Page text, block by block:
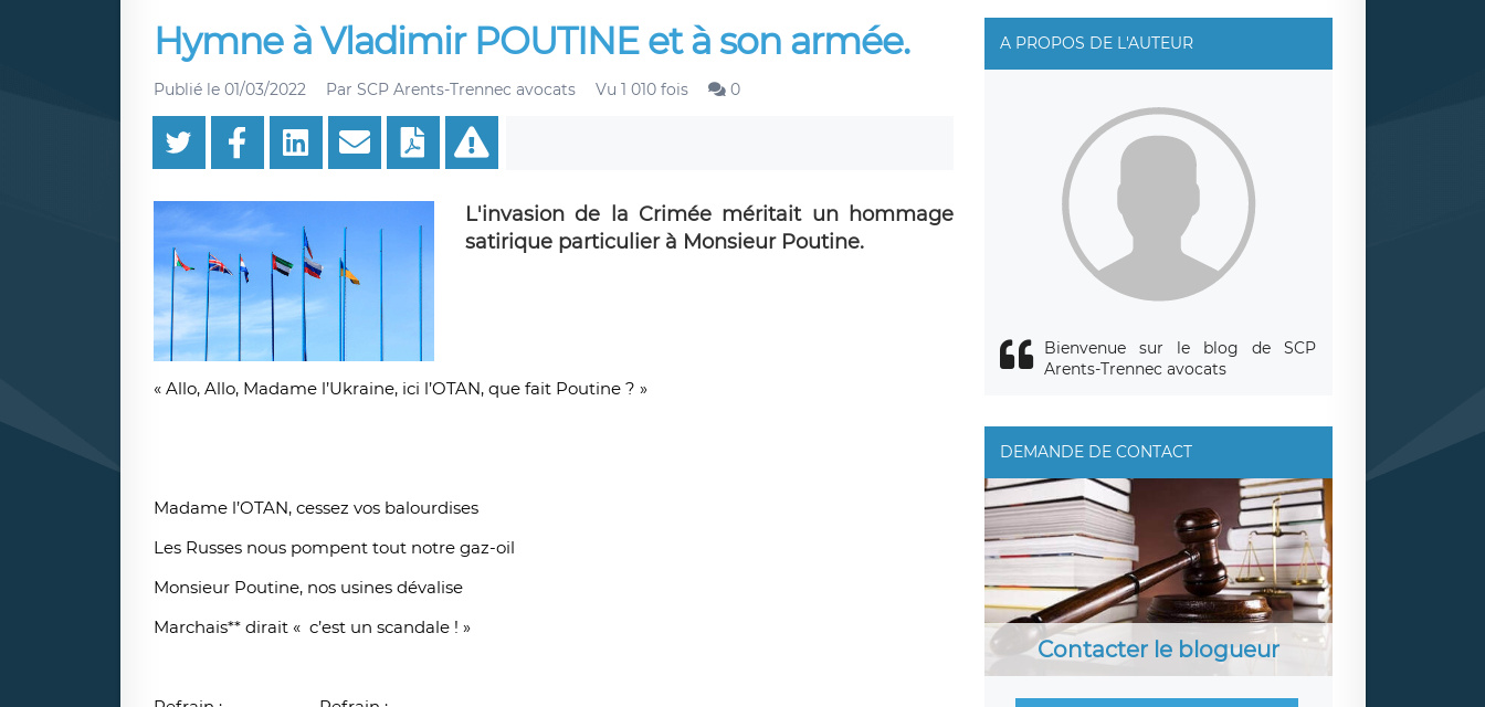
Hymne à Vladimir POUTINE et à son armée.
Publié le 01/03/2022 Par SCP Arents-Trennec avocats Vu 1 010 fois 0
L'invasion de la Crimée méritait un hommage
satirique particulier à Monsieur Poutine.
« Allo, Allo, Madame l’Ukraine, ici l’OTAN, que fait Poutine ? »
Madame l’OTAN, cessez vos balourdises
Les Russes nous pompent tout notre gaz-oil
Monsieur Poutine, nos usines dévalise
Marchais** dirait « c’est un scandale ! »
A PROPOS DE L'AUTEUR
Bienvenue sur le blog de SCP
Arents-Trennec avocats
DEMANDE DE CONTACT
Contacter le blogueur